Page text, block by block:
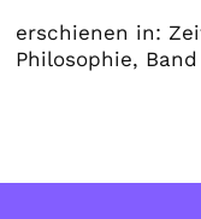
erschienen in:
Philosophie,